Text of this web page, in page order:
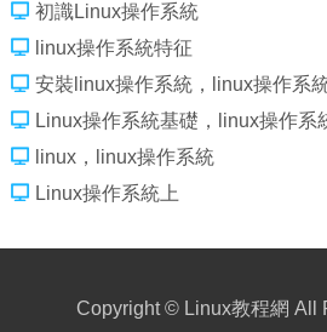
初識Linux操作系統
linux操作系統特征
安裝linux操作系統，linux操作系
Linux操作系統基礎，linux操作系
linux，linux操作系統
Linux操作系統上
Copyright © Linux教程網 All